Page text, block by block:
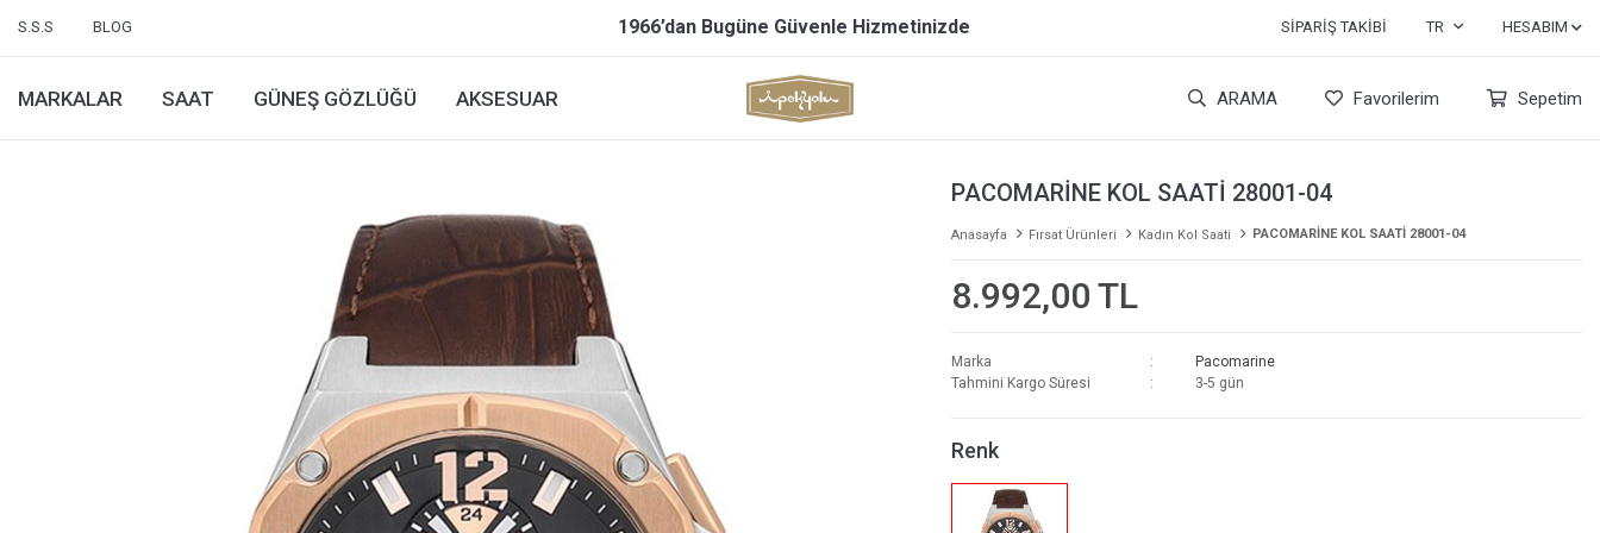
S.S.S BLOG 1966’dan Bugüne Güvenle Hizmetinizde SIPARIŞ TAKIBI TR HESABIM
MARKALAR SAAT GÜNEŞ GÖZLÜĞÜ AKSESUAR ARAMA Favorilerim Sepetim
PACOMARİNE KOL SAATİ 28001-04
Anasayfa Fırsat Ürünleri Kadın Kol Saati PACOMARİNE KOL SAATİ 28001-04
8.992,00 TL
Marka
Pacomarine
Tahmini Kargo Süresi
3-5 gün
Renk